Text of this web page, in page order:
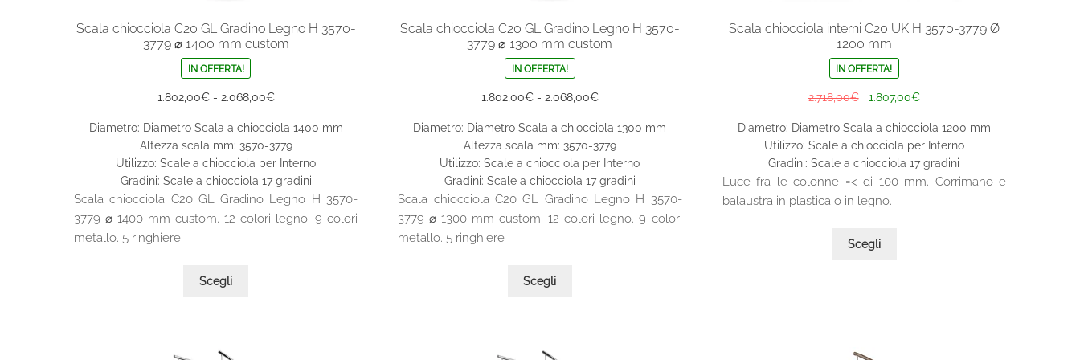
Scala chiocciola C20 GL Gradino Legno H 3570-
3779 ⌀ 1400 mm custom
IN OFFERTA!
1.802,00€ - 2.068,00€Fascia
prezzo:
da
1.802,00€
a
2.068,00€
Diametro: Diametro Scala a chiocciola 1400 mm
Altezza scala mm: 3570-3779
Utilizzo: Scale a chiocciola per Interno
Gradini: Scale a chiocciola 17 gradini
Scala chiocciola C20 GL Gradino Legno H 3570-
3779 ⌀ 1400 mm custom. 12 colori legno. 9 colori
metallo. 5 ringhiere
Scegli
Scala chiocciola C20 GL Gradino Legno H 3570-
3779 ⌀ 1300 mm custom
IN OFFERTA!
1.802,00€ - 2.068,00€Fascia
prezzo:
da
1.802,00€
a
2.068,00€
Diametro: Diametro Scala a chiocciola 1300 mm
Altezza scala mm: 3570-3779
Utilizzo: Scale a chiocciola per Interno
Gradini: Scale a chiocciola 17 gradini
Scala chiocciola C20 GL Gradino Legno H 3570-
3779 ⌀ 1300 mm custom. 12 colori legno. 9 colori
metallo. 5 ringhiere
Scegli
Scala chiocciola interni C20 UK H 3570-3779 Ø
1200 mm
IN OFFERTA!
2.718,00€
originale
era:
2.718,00€.
1.807,00€Il
attuale
è:
1.807,00€.
Diametro: Diametro Scala a chiocciola 1200 mm
Utilizzo: Scale a chiocciola per Interno
Gradini: Scale a chiocciola 17 gradini
Luce fra le colonne =< di 100 mm. Corrimano e
balaustra in plastica o in legno.
Scegli